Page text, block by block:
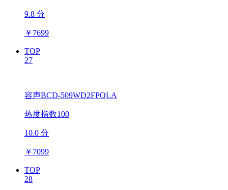
9.8 分
￥ 7699
TOP
27
容声BCD-509WD2FPQLA
热度指数100
10.0 分
￥ 7099
TOP
28